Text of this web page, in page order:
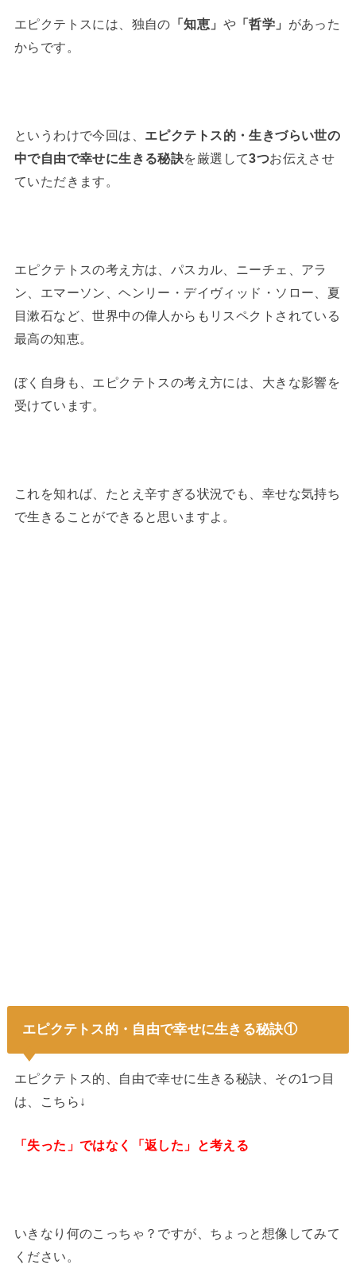
エピクテトスには、独自の 「知恵」 や「哲学」 があった
からです。
というわけで今回は、 エピクテトス的・生きづらい世の
中で自由で幸せに生きる秘訣を厳選して3つお伝えさせ
ていただきます。
エピクテトスの考え方は、パスカル、ニーチェ、アラ
ン、エマーソン、ヘンリー・デイヴィッド・ソロー、夏
目漱石など、世界中の偉人からもリスペクトされている
最高の知恵。
ぼく自身も、エピクテトスの考え方には、大きな影響を
受けています。
これを知れば、たとえ辛すぎる状況でも、幸せな気持ち
で生きることができると思いますよ。
エピクテトス的・自由で幸せに生きる秘訣①
エピクテトス的、自由で幸せに生きる秘訣、その1つ目
は、こちら↓
「失った」ではなく「返した」と考える
いきなり何のこっちゃ？ですが、ちょっと想像してみて
ください。